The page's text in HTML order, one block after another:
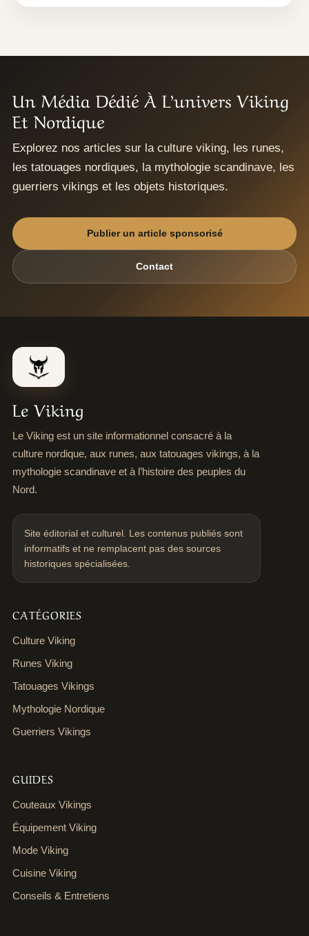
Un Média Dédié À L’univers Viking
Et Nordique
Explorez nos articles sur la culture viking, les runes,
les tatouages nordiques, la mythologie scandinave, les
guerriers vikings et les objets historiques.
Publier un article sponsorisé
Contact
Le Viking
Le Viking est un site informationnel consacré à la
culture nordique, aux runes, aux tatouages vikings, à la
mythologie scandinave et à l’histoire des peuples du
Nord.
Site éditorial et culturel. Les contenus publiés sont
informatifs et ne remplacent pas des sources
historiques spécialisées.
CATÉGORIES
Culture Viking
Runes Viking
Tatouages Vikings
Mythologie Nordique
Guerriers Vikings
GUIDES
Couteaux Vikings
Équipement Viking
Mode Viking
Cuisine Viking
Conseils & Entretiens